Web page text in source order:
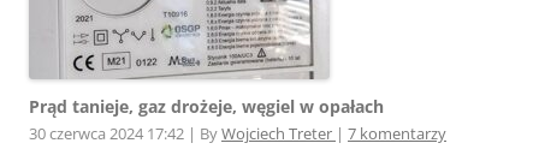
Prąd tanieje, gaz drożeje, węgiel w opałach
30 czerwca 2024 17:42 | ByWojciech Treter | 7 komentarzy